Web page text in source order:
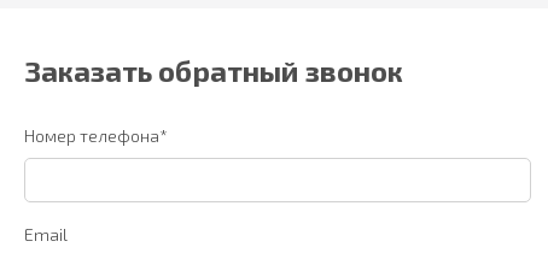
Заказать обратный звонок
Номер телефона*
Email